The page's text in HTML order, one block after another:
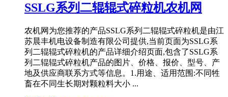
SSLG系列二辊辊式碎粒机农机网
农机网为您推荐的产品SSLG系列二辊辊式碎粒机是由江
苏晨丰机电设备制造有限公司提供,当前页面为SSLG系
列二辊辊式碎粒机的产品详细介绍页面,包含了SSLG系
列二辊辊式碎粒机产品的图片、价格、报价、型号、产
地及供应商联系方式等信息。1.用途、适用范围:不同牲
畜在不同生长期对颗粒料大小 ...